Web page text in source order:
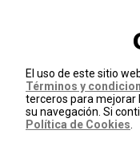
©
Todos
El uso de este sitio
Términos y
terceros para mejorar
su navegación. Si
Política de Cookies